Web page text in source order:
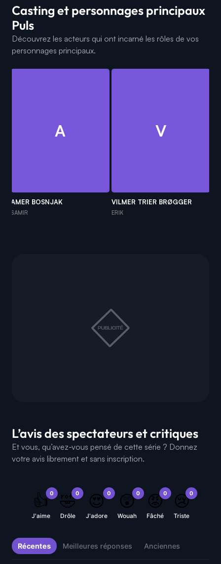
Casting et personnages principaux
Puls
Découvrez les acteurs qui ont incarné les rôles de vos
personnages principaux.
A
AMER BOSNJAK
SAMIR
V
VILMER TRIER BRØGGER
ERIK
L’avis des spectateurs et critiques
Et vous, qu’avez-vous pensé de cette série ? Donnez
votre avis librement et sans inscription.
0
👍
J'aime
0
🤣
Drôle
0
😍
J'adore
0
😲
Wouah
0
😡
Fâché
0
😢
Triste
Récentes Meilleures réponses Anciennes